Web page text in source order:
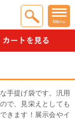
Menu
手提げ袋です。汎用
で、見栄えとしても
きます！展示会やイ